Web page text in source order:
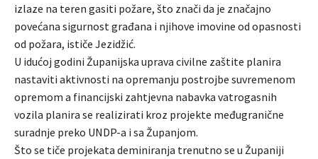
izlaze na teren gasiti požare, što znači da je značajno
povećana sigurnost građana i njihove imovine od opasnosti
od požara, ističe Jezidžić.
U idućoj godini Županijska uprava civilne zaštite planira
nastaviti aktivnosti na opremanju postrojbe suvremenom
opremom a financijski zahtjevna nabavka vatrogasnih
vozila planira se realizirati kroz projekte međugranične
suradnje preko UNDP-a i sa Županjom.
Što se tiče projekata deminiranja trenutno se u Županiji